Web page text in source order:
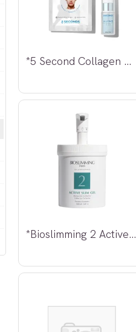
*5 Second Collagen Dissolving Set
*Bioslimming 2 Active Slim Gel 1000ml